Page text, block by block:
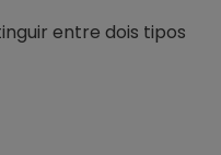
entre dois tipos